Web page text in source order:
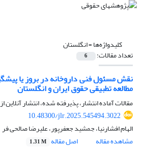
کلیدواژه‌ها =انگلستان
تعداد مقالات: 6
نقش مسئول فنی داروخانه در بروز یا
مطالعه تطبیقی حقوق ایران و انگلستان
مقالات آماده انتشار، پذیرفته شده، انتشار آنلاین از
10.48300/jlr.2025.545494.3022
الهام افشارنیا، جمشید جعفرپور، علیرضا صالحی فر
مشاهده مقاله
اصل مقاله 1.31 M